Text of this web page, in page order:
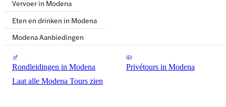
Vervoer in Modena
Eten en drinken in Modena
Modena Aanbiedingen
Rondleidingen in Modena
Privétours in Modena
Laat alle Modena Tours zien